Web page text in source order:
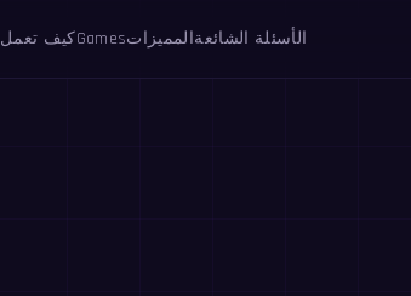
كيف تعملGamesالمميزاتالأسئلة الشائعة